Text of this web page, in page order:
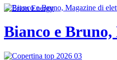
Bianco e